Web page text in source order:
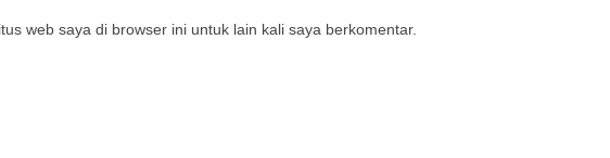
web saya di browser ini untuk lain kali saya berkomentar.